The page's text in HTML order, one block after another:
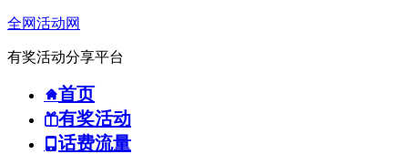
全网活动网
有奖活动分享平台
首页
有奖活动
话费流量